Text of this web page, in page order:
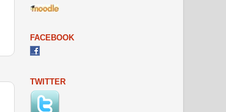
FACEBOOK
TWITTER